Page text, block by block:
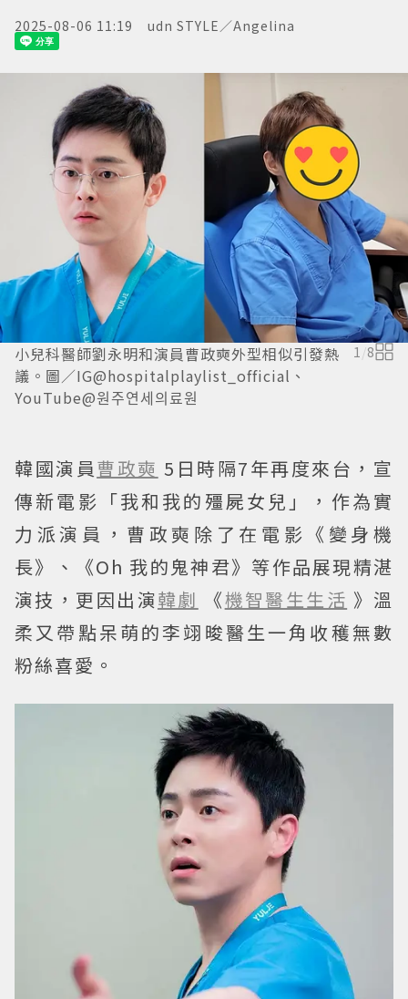
2025-08-06 11:19 udn STYLE／Angelina
小兒科醫師劉永明和演員曹政奭外型相似引發熱
議。圖／IG@hospitalplaylist_official、
YouTube@원주연세의료원
1/8
韓國演員曹政奭 5日時隔7年再度來台，宣
傳新電影「我和我的殭屍女兒」，作為實
力派演員，曹政奭除了在電影《變身機
長》、《Oh 我的鬼神君》等作品展現精湛
演技，更因出演韓劇 《機智醫生生活 》溫
柔又帶點呆萌的李翊晙醫生一角收穫無數
粉絲喜愛。